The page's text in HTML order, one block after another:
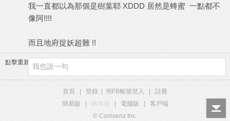
我一直都以為那個是樹葉耶 XDDD 居然是蜂蜜 一點都不
像阿!!!!
而且地府捉妖超難 !!
點擊重新加載
首頁 登錄 用FB帳號登入
註冊
簡易版
觸屏版 電腦版
客戶端
© Comsenz Inc.